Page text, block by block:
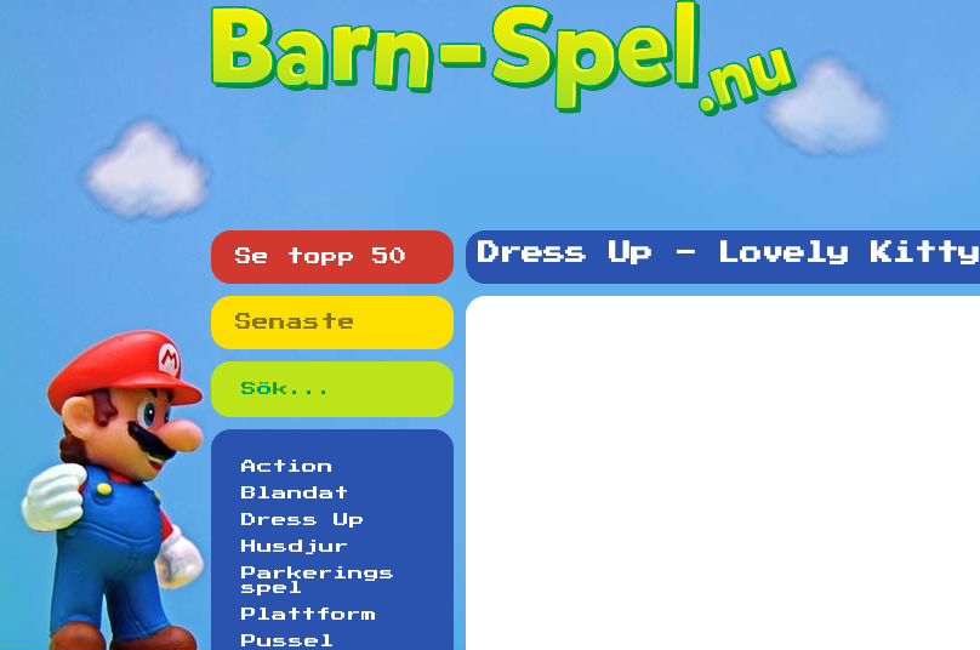
Se topp 50
Senaste
Action
Blandat
Dress Up
Husdjur
Parkerings
spel
Plattform
Pussel
Dress Up - Lovely Kitty